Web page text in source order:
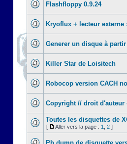
Flashfloppy 0.9.24
Kryoflux + lecteur
Generer un disque à
Killer Star de Loisitech
Robocop version CACH
Copyright // droit d'auteur
Toutes les disquettes de
[ Aller vers la page : 1 2 ]